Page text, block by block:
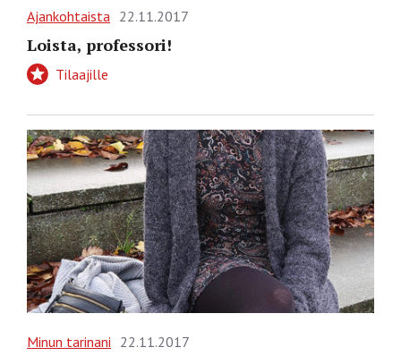
Ajankohtaista 22.11.2017
Loista, professori!
Tilaajille
Minun tarinani 22.11.2017